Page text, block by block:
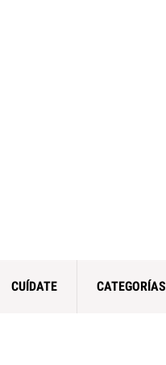
CUÍDATE CATEGORÍAS